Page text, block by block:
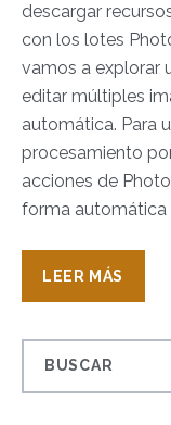
descargar
con los lotes
vamos a explorar
editar múltiples
automática. Para
procesamiento
acciones de
forma automática
LEER MÁS